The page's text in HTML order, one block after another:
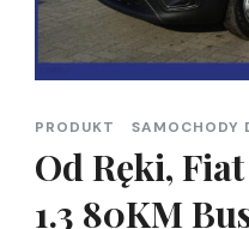
PRODUKT SAMOCHODY
Od Ręki,
1.3 80KM